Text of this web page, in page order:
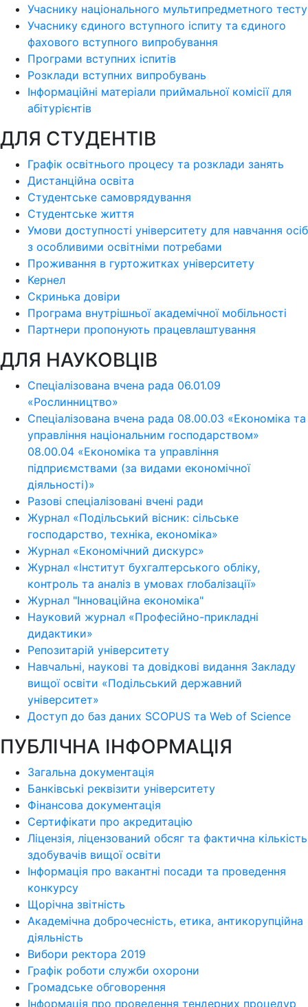
Учаснику національного мультипредметного тесту
Учаснику єдиного вступного іспиту та єдиного
фахового вступного випробування
Програми вступних іспитів
Розклади вступних випробувань
Інформаційні матеріали приймальної комісії для
абітурієнтів
ДЛЯ СТУДЕНТІВ
Графік освітнього процесу та розклади занять
Дистанційна освіта
Студентське самоврядування
Студентське життя
Умови доступності університету для навчання осіб
з особливими освітніми потребами
Проживання в гуртожитках університету
Кернел
Скринька довіри
Програма внутрішньої академічної мобільності
Партнери пропонують працевлаштування
ДЛЯ НАУКОВЦІВ
Спеціалізована вчена рада 06.01.09
«Рослинництво»
Спеціалізована вчена рада 08.00.03 «Економіка та
управління національним господарством»
08.00.04 «Економіка та управління
підприємствами (за видами економічної
діяльності)»
Разові спеціалізовані вчені ради
Журнал «Подільський вісник: сільське
господарство, техніка, економіка»
Журнал «Економічний дискурс»
Журнал «Інститут бухгалтерського обліку,
контроль та аналіз в умовах глобалізації»
Журнал "Інноваційна економіка"
Науковий журнал «Професійно-прикладні
дидактики»
Репозитарій університету
Навчальні, наукові та довідкові видання Закладу
вищої освіти «Подільський державний
університет»
Доступ до баз даних SCOPUS та Web of Science
ПУБЛІЧНА ІНФОРМАЦІЯ
Загальна документація
Банківські реквізити університету
Фінансова документація
Сертифікати про акредитацію
Ліцензія, ліцензований обсяг та фактична кількість
здобувачів вищої освіти
Інформація про вакантні посади та проведення
конкурсу
Щорічна звітність
Академічна доброчесність, етика, антикорупційна
діяльність
Вибори ректора 2019
Графік роботи служби охорони
Громадське обговорення
Інформація про проведення тендерних процедур